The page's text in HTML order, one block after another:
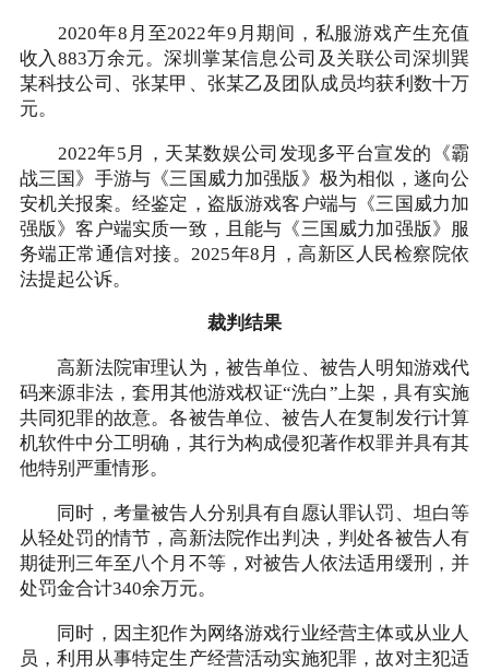
2020年8月至2022年9月期间，私服游戏产生充值
收入883万余元。深圳掌某信息公司及关联公司深圳巽
某科技公司、张某甲、张某乙及团队成员均获利数十万
元。
2022年5月，天某数娱公司发现多平台宣发的《霸
战三国》手游与《三国威力加强版》极为相似，遂向公
安机关报案。经鉴定，盗版游戏客户端与《三国威力加
强版》客户端实质一致，且能与《三国威力加强版》服
务端正常通信对接。2025年8月，高新区人民检察院依
法提起公诉。
裁判结果
高新法院审理认为，被告单位、被告人明知游戏代
码来源非法，套用其他游戏权证“洗白”上架，具有实施
共同犯罪的故意。各被告单位、被告人在复制发行计算
机软件中分工明确，其行为构成侵犯著作权罪并具有其
他特别严重情形。
同时，考量被告人分别具有自愿认罪认罚、坦白等
从轻处罚的情节，高新法院作出判决，判处各被告人有
期徒刑三年至八个月不等，对被告人依法适用缓刑，并
处罚金合计340余万元。
同时，因主犯作为网络游戏行业经营主体或从业人
员，利用从事特定生产经营活动实施犯罪，故对主犯适